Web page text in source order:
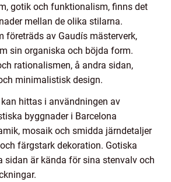
gotik och funktionalism, finns det
mellan de olika stilarna.
företräds av Gaudís mästerverk,
sin organiska och böjda form.
rationalismen, å andra sidan,
minimalistisk design.
hittas i användningen av
byggnader i Barcelona
mosaik och smidda järndetaljer
färgstark dekoration. Gotiska
sidan är kända för sina stenvalv och